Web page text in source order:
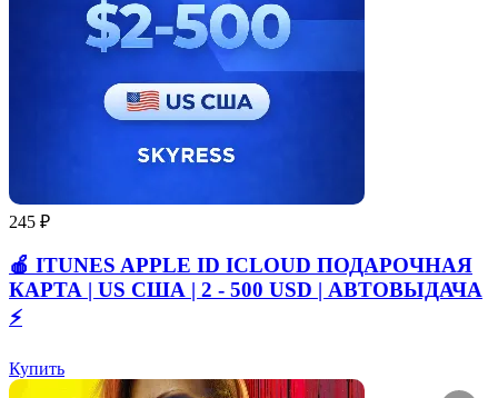
245 ₽
🍎 ITUNES APPLE ID ICLOUD ПОДАРОЧНАЯ
КАРТА | US США | 2 - 500 USD | АВТОВЫДАЧА
⚡️
Купить